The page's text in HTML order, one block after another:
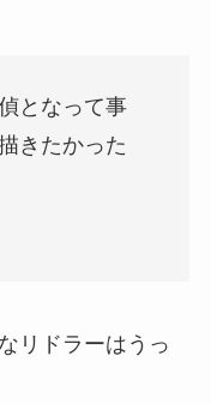
となって事
きたかった
リドラーはうっ